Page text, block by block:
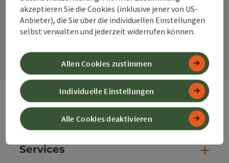
Kontaktformular
Webseiten
Services
akzeptieren Sie die Cookies (inklusive jener von US-
Anbieter), die Sie über die individuellen Einstellungen
selbst verwalten und jederzeit widerrufen können.
Alle Cookies deaktivieren
Individuelle Einstellungen
Allen Cookies zustimmen